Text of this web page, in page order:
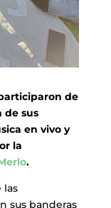
de
de sus
en vivo y
la
.
las
sus banderas